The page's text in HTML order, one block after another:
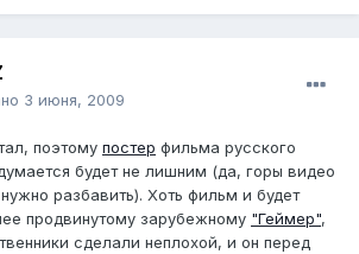
3 июня, 2009
поэтому постер фильма русского
будет не лишним (да, горы видео
разбавить). Хоть фильм и будет
продвинутому зарубежному "Геймер",
сделали неплохой, и он перед